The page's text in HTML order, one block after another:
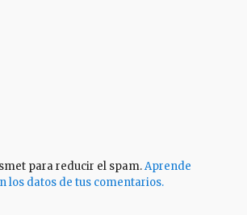
para reducir el spam.Aprende
los datos de tus comentarios.